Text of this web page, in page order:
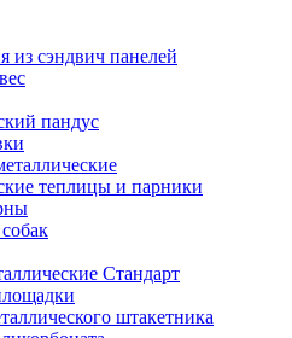
из сэндвич панелей
пандус
теплицы и парники
Стандарт
штакетника